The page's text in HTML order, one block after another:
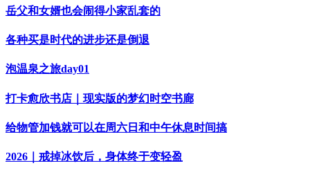
岳父和女婿也会闹得小家乱套的
各种买是时代的进步还是倒退
泡温泉之旅day01
打卡愈欣书店｜现实版的梦幻时空书廊
给物管加钱就可以在周六日和中午休息时间搞
2026｜戒掉冰饮后，身体终于变轻盈